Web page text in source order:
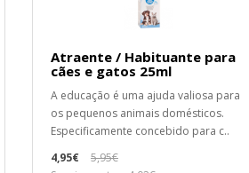
Atraente / Habituante para
cães e gatos 25ml
A educação é uma ajuda valiosa para
os pequenos animais domésticos.
Especificamente concebido para c..
4,95€
5,95€